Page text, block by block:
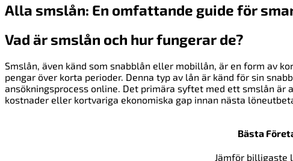
Alla smslån: En omfattande guide för
Vad är smslån och hur fungerar de?
Smslån, även känd som snabblån eller mobillån, är en form av
pengar över korta perioder. Denna typ av lån är känd för sin
ansökningsprocess online. Det primära syftet med ett smslån
kostnader eller kortvariga ekonomiska gap innan nästa
Bästa
Jämför billigaste